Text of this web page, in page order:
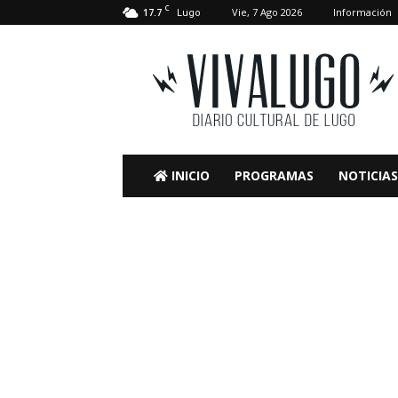
17.7 C Lugo Vie, 7 Ago 2026 Información
VivaLugo
INICIO PROGRAMAS NOTICIAS